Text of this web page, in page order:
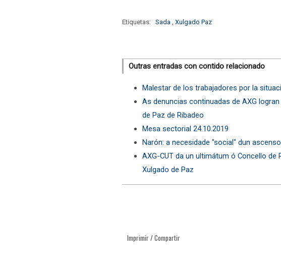
Etiquetas: Sada , Xulgado Paz
Outras entradas con contido relacionado
Malestar de los trabajadores por la
As denuncias continuadas de AXG
de Paz de Ribadeo
Mesa sectorial 24.10.2019
Narón: a necesidade "social" dun
AXG-CUT da un ultimátum ó Concello de
Xulgado de Paz
Imprimir / Compartir